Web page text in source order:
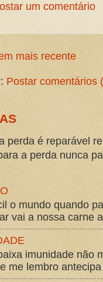
um comentário
mais recente
Postar comentários
perda é reparável
a perda nunca
o mundo quando
vai a nossa carne
imunidade não
me lembro